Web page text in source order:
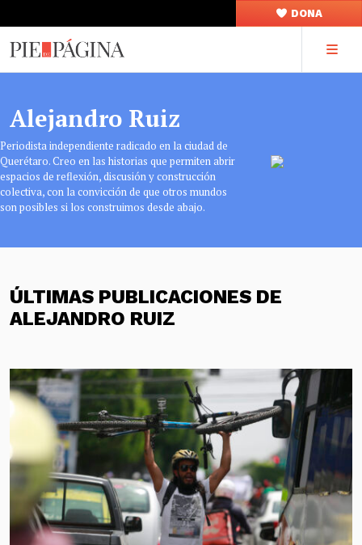
DONA
Alejandro Ruiz
Periodista independiente radicado en la ciudad de
Querétaro. Creo en las historias que permiten abrir
espacios de reflexión, discusión y construcción
colectiva, con la convicción de que otros mundos
son posibles si los construimos desde abajo.
ÚLTIMAS PUBLICACIONES DE
ALEJANDRO RUIZ